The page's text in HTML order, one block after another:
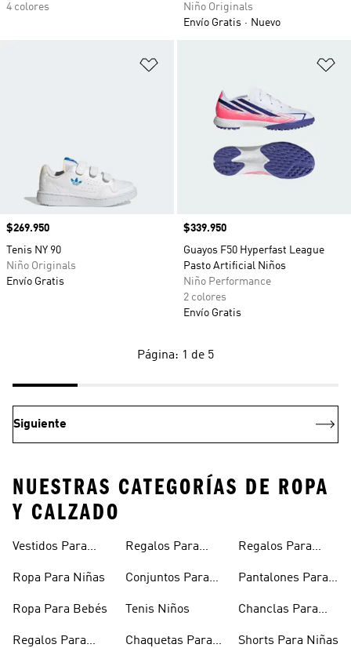
4 colores
Niño Originals
Envío Gratis
Nuevo
Precio
$269.950
Tenis NY 90
Niño Originals
Envío Gratis
Precio
$339.950
Guayos F50 Hyperfast League
Pasto Artificial Niños
Niño Performance
2 colores
Envío Gratis
Página: 1 de 5
Siguiente
NUESTRAS CATEGORÍAS DE ROPA
Y CALZADO
Vestidos Para
Ropa Para Niñas
Ropa Para Bebés
Regalos Para
Regalos Para
Conjuntos Para
Tenis Niños
Chaquetas Para
Regalos Para
Pantalones Para
Chanclas Para
Shorts Para Niñas